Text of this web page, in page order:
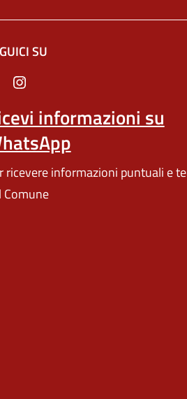
scheda).
SU
informazioni su
ricevere informazioni puntuali e
Comune